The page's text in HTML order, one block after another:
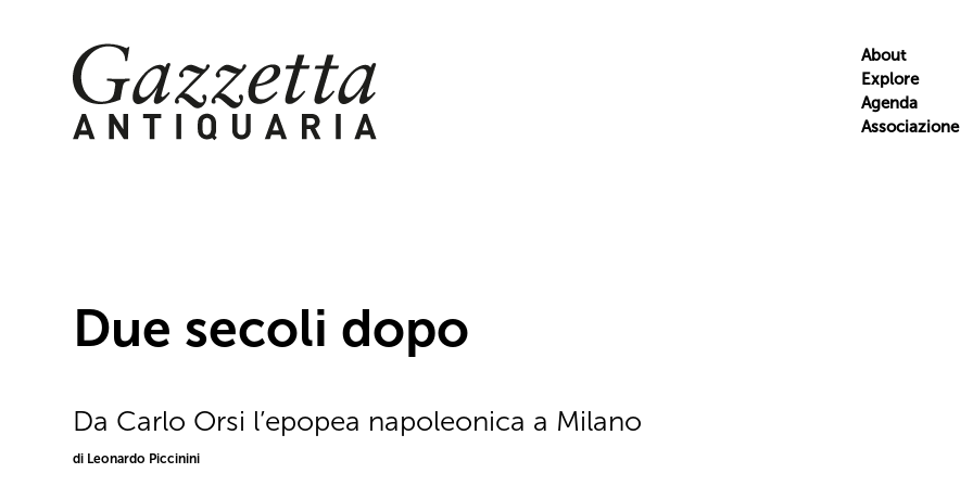
Skip
to
content
About
Explore
Agenda
Associazione
Due secoli dopo
Da Carlo Orsi l’epopea napoleonica a Milano
di Leonardo Piccinini